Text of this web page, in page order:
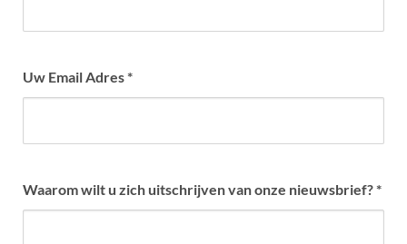
Uw Email Adres*
Waarom wilt u zich uitschrijven van onze nieuwsbrief?*